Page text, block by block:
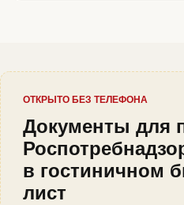
ОТКРЫТО БЕЗ ТЕЛЕФОНА
Документы для
в гостиничном
лист